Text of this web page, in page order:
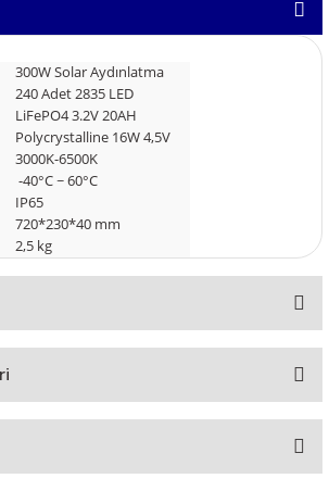
300W Solar Aydınlatma
240 Adet 2835 LED
LiFePO4 3.2V 20AH
Polycrystalline 16W 4,5V
3000K-6500K
-40°C ~ 60°C
IP65
720*230*40 mm
2,5 kg
ürüne ilk yorumu siz yapın!